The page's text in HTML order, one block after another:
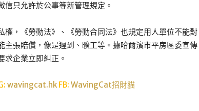
只允許於公事等新管理規定。
，《勞動法》、《勞動合同法》也規定用人單位不能對
主張賠償，像是遲到、曠工等。據哈爾濱市平房區委宣傳
求企業立即糾正。
wavingcat.hkFB: WavingCat招財貓